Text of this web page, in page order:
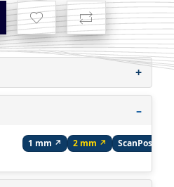
1 mm ↗ 2 mm ↗ ScanPost ↗